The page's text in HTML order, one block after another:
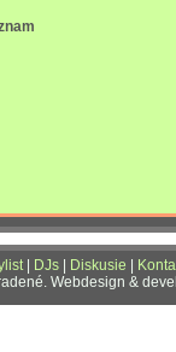
| DJs Diskusie
Webdesign &